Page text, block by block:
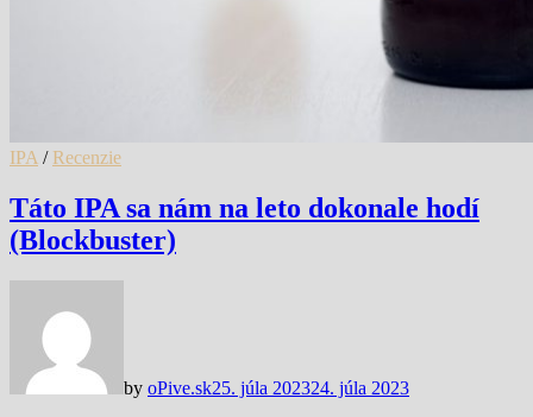
IPA / Recenzie
Táto IPA sa nám na leto dokonale hodí
(Blockbuster)
by oPive.sk25. júla 202324. júla 2023